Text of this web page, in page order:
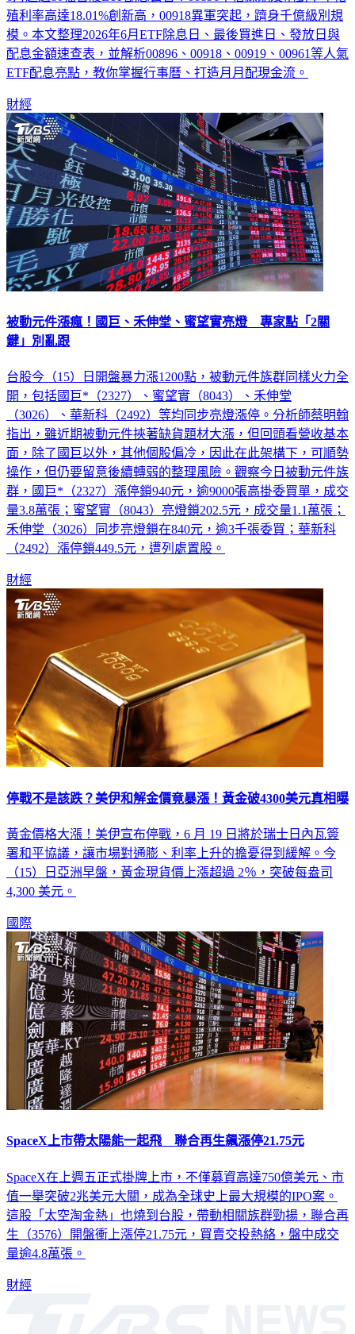
殖利率高達18.01%創新高，00918異軍突起，躋身千億級別規
模。本文整理2026年6月ETF除息日、最後買進日、發放日與
配息金額速查表，並解析00896、00918、00919、00961等人氣
ETF配息亮點，教你掌握行事曆、打造月月配現金流。
財經
被動元件漲瘋！國巨、禾伸堂、蜜望實亮燈 專家點「2關
鍵」別亂跟
台股今（15）日開盤暴力漲1200點，被動元件族群同樣火力全
開，包括國巨*（2327）、蜜望實（8043）、禾伸堂
（3026）、華新科（2492）等均同步亮燈漲停。分析師蔡明翰
指出，雖近期被動元件挾著缺貨題材大漲，但回頭看營收基本
面，除了國巨以外，其他個股偏冷，因此在此架構下，可順勢
操作，但仍要留意後續轉弱的整理風險。觀察今日被動元件族
群，國巨*（2327）漲停鎖940元，逾9000張高掛委買單，成交
量3.8萬張；蜜望實（8043）亮燈鎖202.5元，成交量1.1萬張；
禾伸堂（3026）同步亮燈鎖在840元，逾3千張委買；華新科
（2492）漲停鎖449.5元，遭列處置股。
財經
停戰不是該跌？美伊和解金價竟暴漲！黃金破4300美元真相曝
黃金價格大漲！美伊宣布停戰，6 月 19 日將於瑞士日內瓦簽
署和平協議，讓市場對通膨、利率上升的擔憂得到緩解。今
（15）日亞洲早盤，黃金現貨價上漲超過 2％，突破每盎司
4,300 美元。
國際
SpaceX上市帶太陽能一起飛 聯合再生飆漲停21.75元
SpaceX在上週五正式掛牌上市，不僅募資高達750億美元、市
值一舉突破2兆美元大關，成為全球史上最大規模的IPO案。
這股「太空淘金熱」也燒到台股，帶動相關族群勁揚，聯合再
生（3576）開盤衝上漲停21.75元，買賣交投熱絡，盤中成交
量逾4.8萬張。
財經